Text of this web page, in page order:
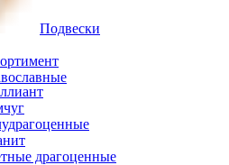
Подвески
драгоценные